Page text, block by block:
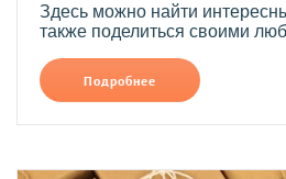
Здесь можно найти
также поделиться своими
Подробнее